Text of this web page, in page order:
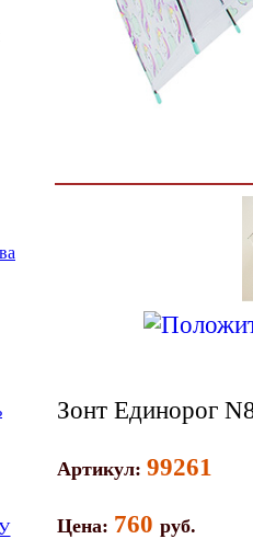
Зонт Единорог
Артикул: 99261
Цена: 760 руб.